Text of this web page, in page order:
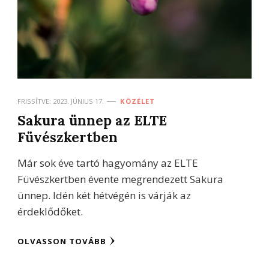
FRISSÍTVE: 2023. JÚNIUS 17. KÖZÉLET
Sakura ünnep az ELTE
Füvészkertben
Már sok éve tartó hagyomány az ELTE
Füvészkertben évente megrendezett Sakura
ünnep. Idén két hétvégén is várják az
érdeklődőket.
OLVASSON TOVÁBB